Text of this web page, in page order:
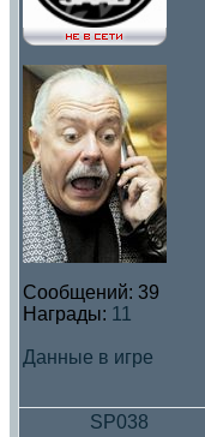
Сообщений: 39
Награды: 11
Данные в игре
SP038